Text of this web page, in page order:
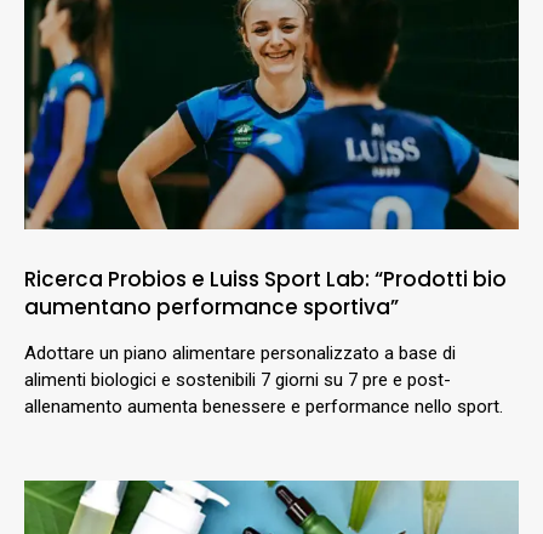
Ricerca Probios e Luiss Sport Lab: “Prodotti bio
aumentano performance sportiva”
Adottare un piano alimentare personalizzato a base di
alimenti biologici e sostenibili 7 giorni su 7 pre e post-
allenamento aumenta benessere e performance nello sport.